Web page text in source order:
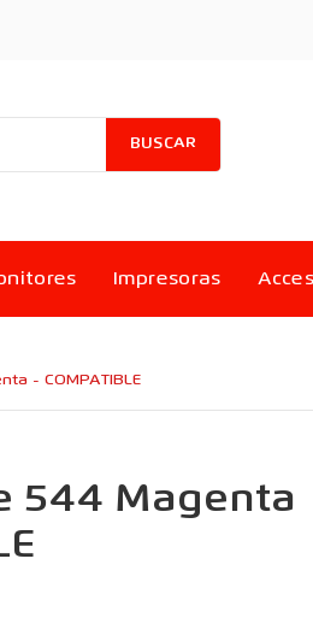
BUSCAR
Impresoras
- COMPATIBLE
544 Magenta